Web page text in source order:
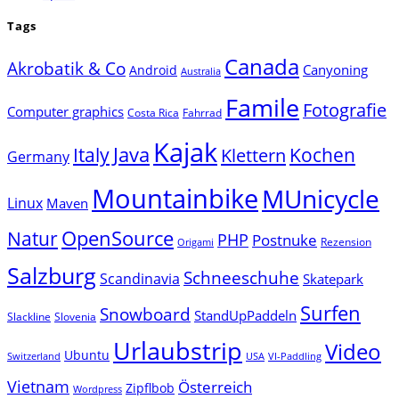
Tags
Akrobatik & Co Android Australia Canada Canyoning
Computer graphics Costa Rica Fahrrad Famile Fotografie
Germany Italy Java Kajak Klettern Kochen
Linux Maven MountainbikeMUnicycle
NaturOpenSource Origami PHP Postnuke Rezension
SalzburgScandinavia Schneeschuhe Skatepark
Slackline Slovenia Snowboard StandUpPaddeln Surfen
Switzerland Ubuntu Urlaubstrip USA VI-Paddling Video
Vietnam Wordpress Zipflbob Österreich